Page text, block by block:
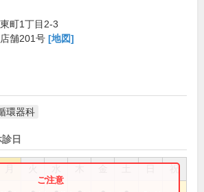
町1丁目2-3
舗201号 [地図]
環器科
日
祝